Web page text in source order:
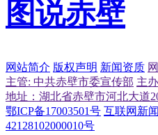
图说赤壁
网站简介 版权声明 新闻资质
主管: 中共赤壁市委宣传部 主
地址：湖北省赤壁市河北大道
鄂ICP备17003501号 互联网新
42128102000010号